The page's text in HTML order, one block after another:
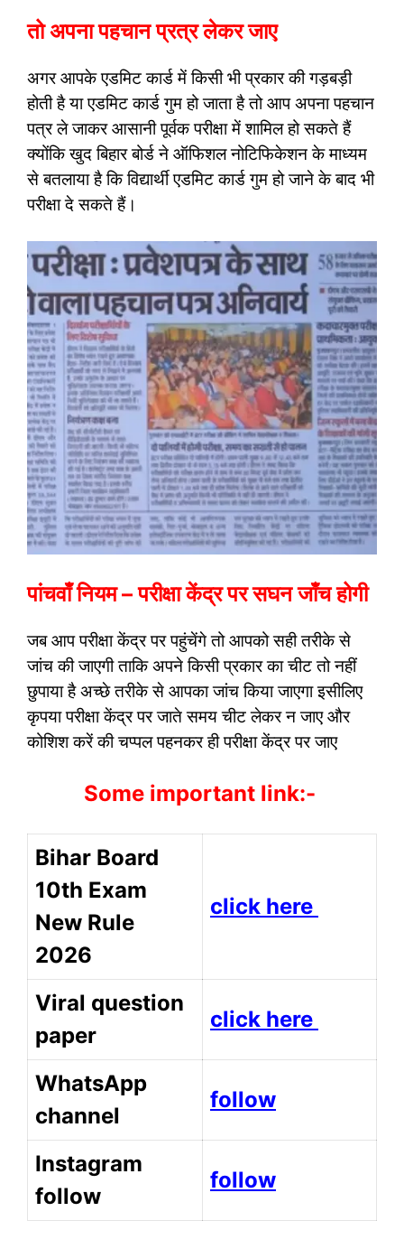
तो अपना पहचान प्रत्र लेकर जाए
अगर आपके एडमिट कार्ड में किसी भी प्रकार की गड़बड़ी
होती है या एडमिट कार्ड गुम हो जाता है तो आप अपना पहचान
पत्र ले जाकर आसानी पूर्वक परीक्षा में शामिल हो सकते हैं
क्योंकि खुद बिहार बोर्ड ने ऑफिशल नोटिफिकेशन के माध्यम
से बतलाया है कि विद्यार्थी एडमिट कार्ड गुम हो जाने के बाद भी
परीक्षा दे सकते हैं।
पांचवाँ नियम – परीक्षा केंद्र पर सघन जाँच होगी
जब आप परीक्षा केंद्र पर पहुंचेंगे तो आपको सही तरीके से
जांच की जाएगी ताकि अपने किसी प्रकार का चीट तो नहीं
छुपाया है अच्छे तरीके से आपका जांच किया जाएगा इसीलिए
कृपया परीक्षा केंद्र पर जाते समय चीट लेकर न जाए और
कोशिश करें की चप्पल पहनकर ही परीक्षा केंद्र पर जाए
Some important link:-
Bihar Board
10th Exam
New Rule
2026
click here
Viral question
paper
click here
WhatsApp
channel
follow
Instagram
follow
follow